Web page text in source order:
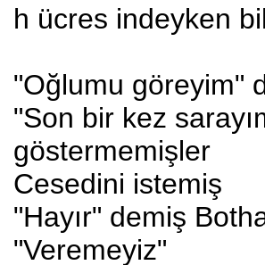
h ücres indeyken
"Oğlumu göreyim"
"Son bir kez
göstermemişler
Cesedini istemiş
"Hayır" demiş
"Veremeyiz"